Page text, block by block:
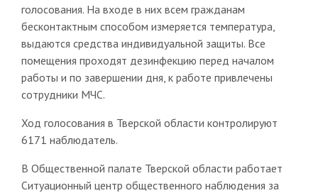
голосования. На входе в них всем гражданам
бесконтактным способом измеряется температура,
выдаются средства индивидуальной защиты. Все
помещения проходят дезинфекцию перед началом
работы и по завершении дня, к работе привлечены
сотрудники МЧС.
Ход голосования в Тверской области контролируют
6171 наблюдатель.
В Общественной палате Тверской области работает
Ситуационный центр общественного наблюдения за